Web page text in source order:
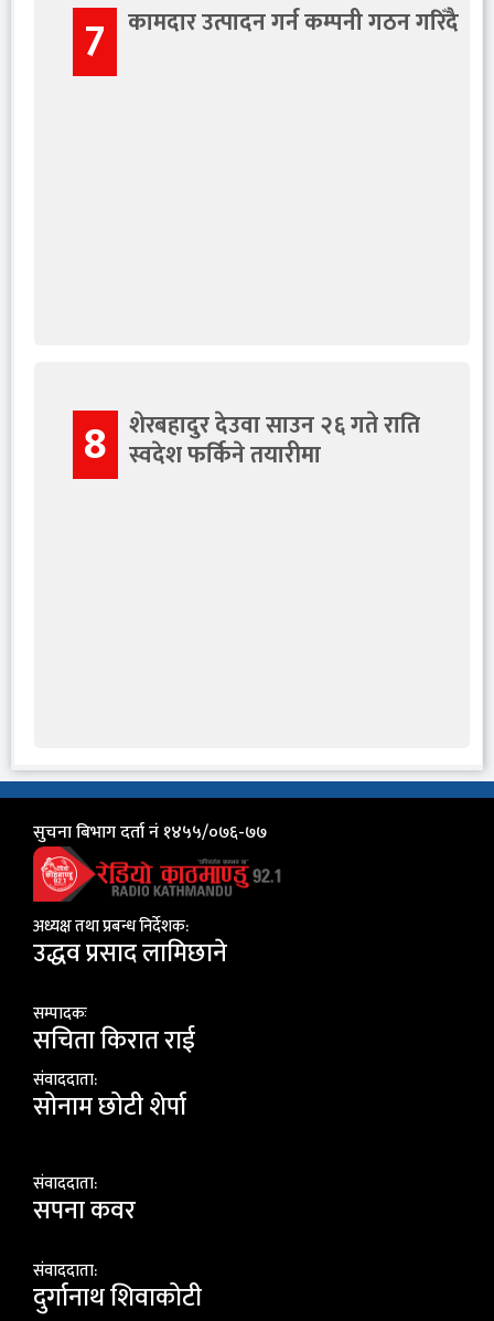
7 कामदार उत्पादन गर्न कम्पनी गठन गरिँदै
8 शेरबहादुर देउवा साउन २६ गते राति
स्वदेश फर्किने तयारीमा
सुचना बिभाग दर्ता नं १४५५/०७६-७७
अध्यक्ष तथा प्रबन्ध निर्देशक:
उद्धव प्रसाद लामिछाने
सम्पादकः
सचिता किरात राई
संवाददाता:
सोनाम छोटी शेर्पा
संवाददाता:
सपना कवर
संवाददाता:
दुर्गानाथ शिवाकोटी